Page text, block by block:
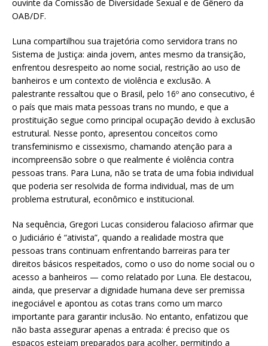
ouvinte da Comissão de Diversidade Sexual e de Gênero da
OAB/DF.
Luna compartilhou sua trajetória como servidora trans no
Sistema de Justiça: ainda jovem, antes mesmo da transição,
enfrentou desrespeito ao nome social, restrição ao uso de
banheiros e um contexto de violência e exclusão. A
palestrante ressaltou que o Brasil, pelo 16º ano consecutivo, é
o país que mais mata pessoas trans no mundo, e que a
prostituição segue como principal ocupação devido à exclusão
estrutural. Nesse ponto, apresentou conceitos como
transfeminismo e cissexismo, chamando atenção para a
incompreensão sobre o que realmente é violência contra
pessoas trans. Para Luna, não se trata de uma fobia individual
que poderia ser resolvida de forma individual, mas de um
problema estrutural, econômico e institucional.
Na sequência, Gregori Lucas considerou falacioso afirmar que
o Judiciário é “ativista”, quando a realidade mostra que
pessoas trans continuam enfrentando barreiras para ter
direitos básicos respeitados, como o uso do nome social ou o
acesso a banheiros — como relatado por Luna. Ele destacou,
ainda, que preservar a dignidade humana deve ser premissa
inegociável e apontou as cotas trans como um marco
importante para garantir inclusão. No entanto, enfatizou que
não basta assegurar apenas a entrada: é preciso que os
espaços estejam preparados para acolher, permitindo a